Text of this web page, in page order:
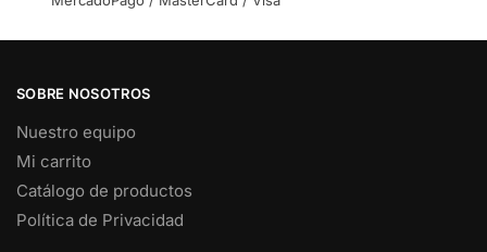
SOBRE NOSOTROS
Nuestro equipo
Mi carrito
Catálogo de productos
Política de Privacidad